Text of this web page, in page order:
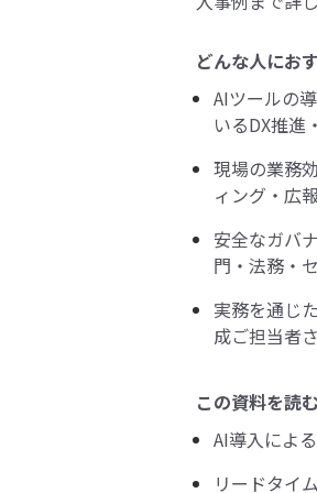
どんな人にお
AIツールの
いるDX推進
現場の業務
ィング・広
安全なガバ
門・法務・
実務を通じ
成ご担当者
この資料を読
AI導入によ
リードタイ